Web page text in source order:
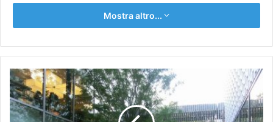
assolutamente necessaria la classica dieta fai da te, che
comporta digiuni con successivo senso di fame e
digiuno ad abbuffate fa più male che bene. I rimedi
principali agli «sgarri natalizi», invece, sono: depurare il
fegato, l’intestino e rigenerare la pelle. «Con
un’alimentazione detox – spiega Campana
Mostra altro...
Prodotti
artigianali
nei
grandi